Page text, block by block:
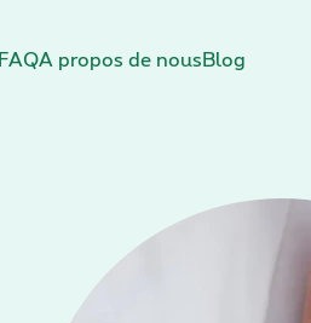
FAQA propos de nous Blog